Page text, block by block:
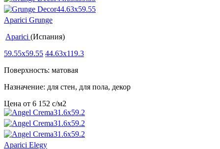
Aparici Grunge
Aparici (Испания)
59.55x59.55 44.63x119.3
Поверхность: матовая
Назначение: для стен, для пола, декор
Цена от 6 152 c/м2
Aparici Elegy